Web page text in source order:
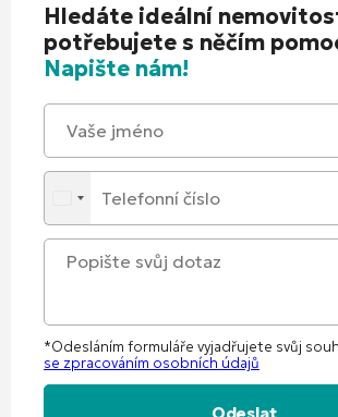
Hledáte ideální
potřebujete s něčím
Napište nám!
*Odesláním formuláře vyjadřujete svůj
se zpracováním osobních údajů